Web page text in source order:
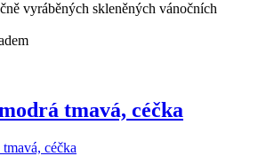
vyráběných skleněných vánočních
tmavá, céčka